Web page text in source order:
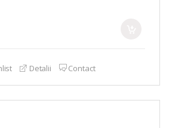
Detalii Contact